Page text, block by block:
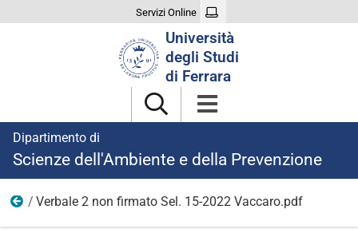
Servizi Online
Università
degli Studi
di Ferrara
Dipartimento di
Scienze dell'Ambiente e della Prevenzione
Ricerca
Verbale 2 non firmato Sel. 15-2022 Vaccaro.pdf